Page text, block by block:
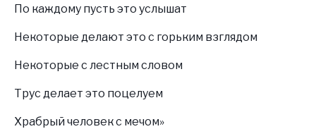
По каждому пусть это услышат
Некоторые делают это с горьким взглядом
Некоторые с лестным словом
Трус делает это поцелуем
Храбрый человек с мечом»